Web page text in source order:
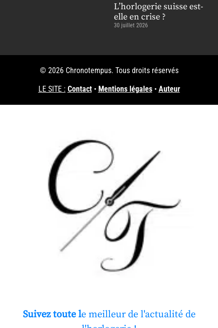
L’horlogerie suisse est-
elle en crise ?
30 juillet 2026
© 2026 Chronotempus. Tous droits réservés
LE SITE : Contact• Mentions légales• Auteur
Suivez toute le meilleur de l'actualité de